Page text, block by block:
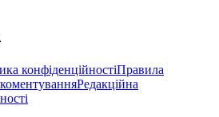
конфіденційностіПравила
Редакційна